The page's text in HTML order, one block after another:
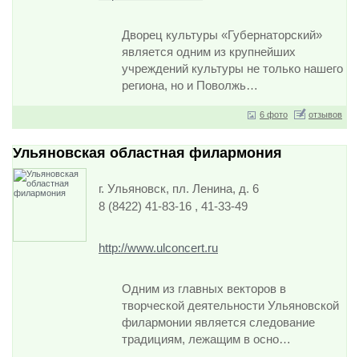
Дворец культуры «Губернаторский»
является одним из крупнейших
учреждений культуры не только нашего
региона, но и Поволжь…
6 фото отзывов
Ульяновская областная филармония
г. Ульяновск, пл. Ленина, д. 6
8 (8422) 41-83-16 , 41-33-49
http://www.ulconcert.ru
Одним из главных векторов в
творческой деятельности Ульяновской
филармонии является следование
традициям, лежащим в осно…